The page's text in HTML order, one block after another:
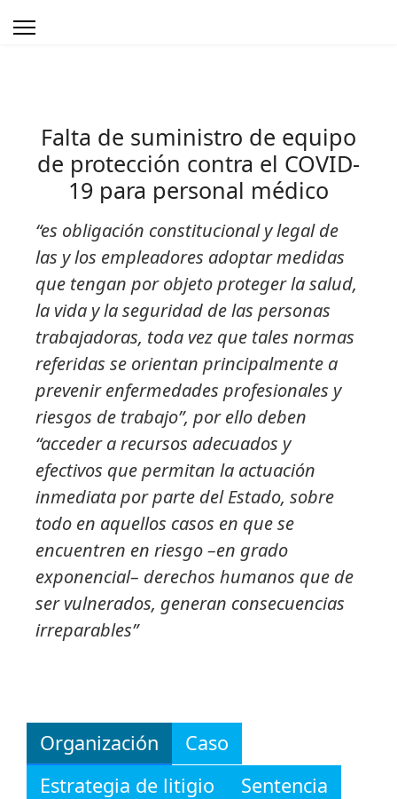
Falta de suministro de equipo
de protección contra el COVID-
19 para personal médico
“es obligación constitucional y legal de
las y los empleadores adoptar medidas
que tengan por objeto proteger la salud,
la vida y la seguridad de las personas
trabajadoras, toda vez que tales normas
referidas se orientan principalmente a
prevenir enfermedades profesionales y
riesgos de trabajo”, por ello deben
“acceder a recursos adecuados y
efectivos que permitan la actuación
inmediata por parte del Estado, sobre
todo en aquellos casos en que se
encuentren en riesgo –en grado
exponencial– derechos humanos que de
ser vulnerados, generan consecuencias
irreparables”
Organización
Caso
Estrategia de litigio
Sentencia